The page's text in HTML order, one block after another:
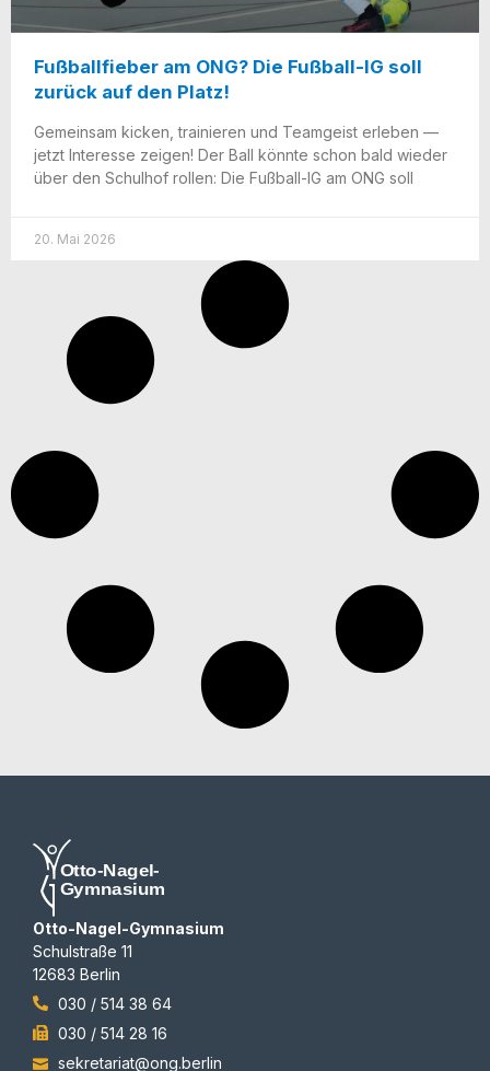
Fußballfieber am ONG? Die Fußball-IG soll
zurück auf den Platz!
Gemein­sam kicken, trai­nie­ren und Team­geist erle­ben —
jetzt Inter­es­se zei­gen! Der Ball könn­te schon bald wie­der
über den Schul­hof rol­len: Die Fuß­­ball-IG am ONG soll
20. Mai 2026
Otto-Nagel-Gymnasium
Schulstraße 11
12683 Berlin
030 / 514 38 64
030 / 514 28 16
sekretariat@ong.berlin